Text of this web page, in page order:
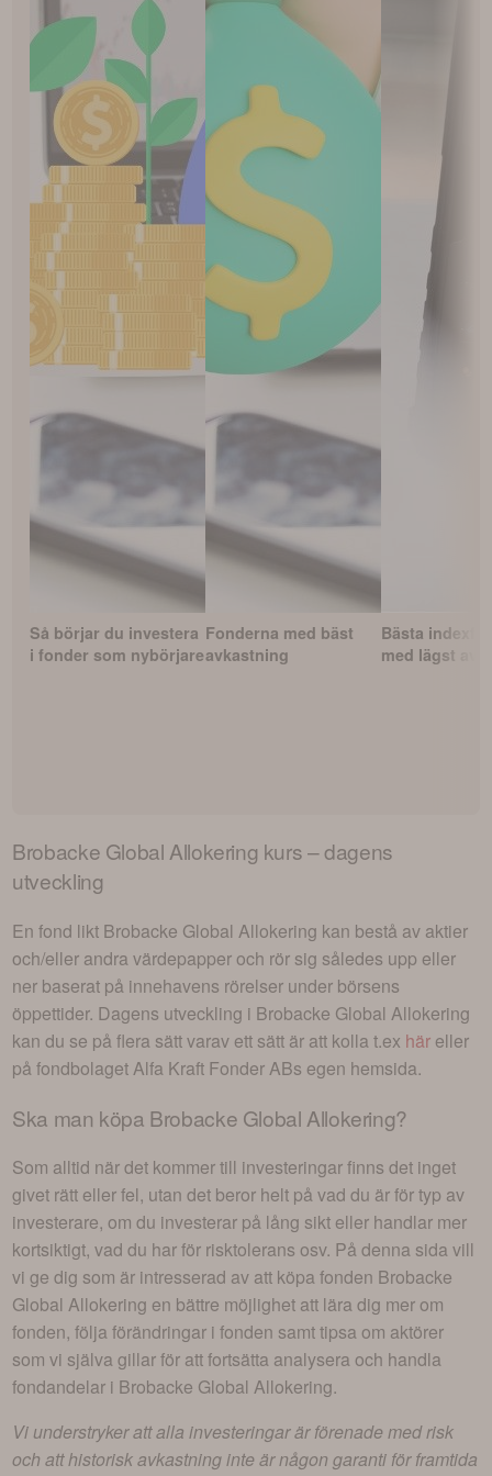
Så börjar du investera
i fonder som nybörjare
Fonderna med bäst
avkastning
Bästa
med lägst
Brobacke Global Allokering kurs – dagens
utveckling
En fond likt Brobacke Global Allokering kan bestå av aktier
och/eller andra värdepapper och rör sig således upp eller
ner baserat på innehavens rörelser under börsens
öppettider. Dagens utveckling i Brobacke Global Allokering
kan du se på flera sätt varav ett sätt är att kolla t.ex här eller
på fondbolaget Alfa Kraft Fonder ABs egen hemsida.
Ska man köpa Brobacke Global Allokering?
Som alltid när det kommer till investeringar finns det inget
givet rätt eller fel, utan det beror helt på vad du är för typ av
investerare, om du investerar på lång sikt eller handlar mer
kortsiktigt, vad du har för risktolerans osv. På denna sida vill
vi ge dig som är intresserad av att köpa fonden Brobacke
Global Allokering en bättre möjlighet att lära dig mer om
fonden, följa förändringar i fonden samt tipsa om aktörer
som vi själva gillar för att fortsätta analysera och handla
fondandelar i Brobacke Global Allokering.
Vi understryker att alla investeringar är förenade med risk
och att historisk avkastning inte är någon garanti för framtida